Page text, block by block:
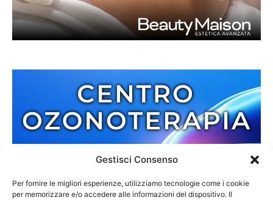
Gestisci Consenso
Per fornire le migliori esperienze, utilizziamo tecnologie come i cookie
per memorizzare e/o accedere alle informazioni del dispositivo. Il